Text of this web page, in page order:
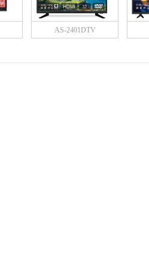
AS-2401DTV